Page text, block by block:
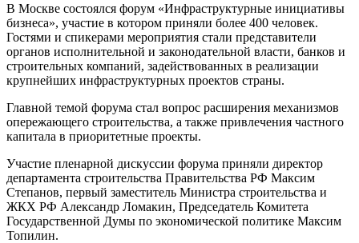
В Москве состоялся форум «Инфраструктурные инициативы
бизнеса», участие в котором приняли более 400 человек.
Гостями и спикерами мероприятия стали представители
органов исполнительной и законодательной власти, банков и
строительных компаний, задействованных в реализации
крупнейших инфраструктурных проектов страны.
Главной темой форума стал вопрос расширения механизмов
опережающего строительства, а также привлечения частного
капитала в приоритетные проекты.
Участие пленарной дискуссии форума приняли директор
департамента строительства Правительства РФ Максим
Степанов, первый заместитель Министра строительства и
ЖКХ РФ Александр Ломакин, Председатель Комитета
Государственной Думы по экономической политике Максим
Топилин.